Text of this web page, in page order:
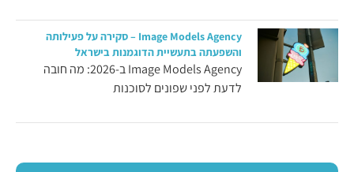
Image Models Agency – סקירה על פעילותה
והשפעתה בתעשיית הדוגמנות בישראל
Image Models Agency ב-2026: מה חובה
לדעת לפני שפונים לסוכנות